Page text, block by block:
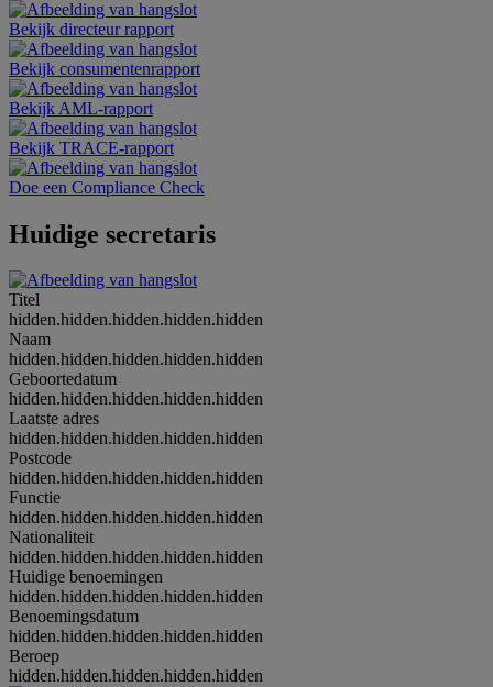
Bekijk directeur rapport
Bekijk consumentenrapport
Bekijk AML-rapport
Bekijk TRACE-rapport
Doe een Compliance Check
Huidige secretaris
Titel
hidden.hidden.hidden.hidden.hidden
Naam
hidden.hidden.hidden.hidden.hidden
Geboortedatum
hidden.hidden.hidden.hidden.hidden
Laatste adres
hidden.hidden.hidden.hidden.hidden
Postcode
hidden.hidden.hidden.hidden.hidden
Functie
hidden.hidden.hidden.hidden.hidden
Nationaliteit
hidden.hidden.hidden.hidden.hidden
Huidige benoemingen
hidden.hidden.hidden.hidden.hidden
Benoemingsdatum
hidden.hidden.hidden.hidden.hidden
Beroep
hidden.hidden.hidden.hidden.hidden